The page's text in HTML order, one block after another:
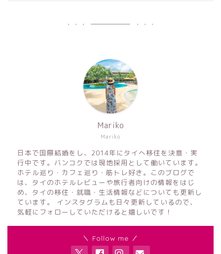
Mariko
Mariko
日本で国際結婚をし、2014年にタイへ移住を決意・実
行中です。バンコクでは現地採用として働いています。
ホテル巡り・カフェ巡り・筋トレ好き。このブログで
は、タイのホテルレビューや旅行者向けの情報をはじ
め、タイの移住・就職・生活情報などについても更新し
ています。 インスタグラムも日々更新しているので、
気軽にフォローしていただけると嬉しいです！
＼ Follow me ／